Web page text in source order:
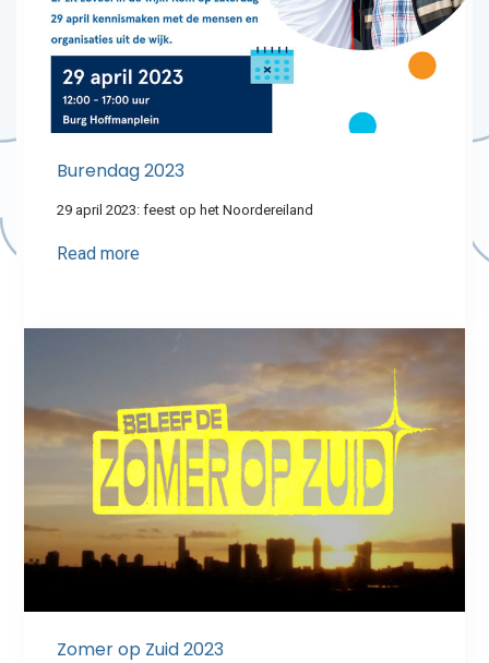
Burendag 2023
29 april 2023: feest op het Noordereiland
Read more
Zomer op Zuid 2023